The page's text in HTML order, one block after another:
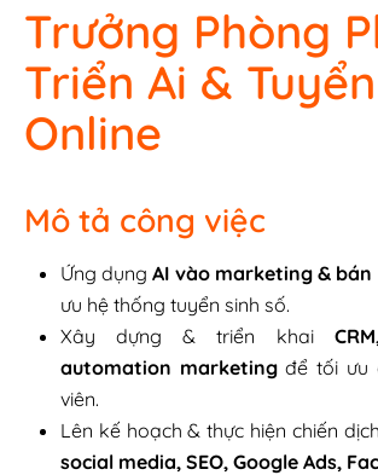
Trưởng Phòng
Triển Ai &
Online
Mô tả công việc
Ứng dụngAI vào marketing &
ưu hệ thống tuyển sinh số.
Xây dựng & triển khai
automation marketingđể tối ưu
viên.
Lên kế hoạch & thực hiện chiến
social media, SEO, Google Ads,